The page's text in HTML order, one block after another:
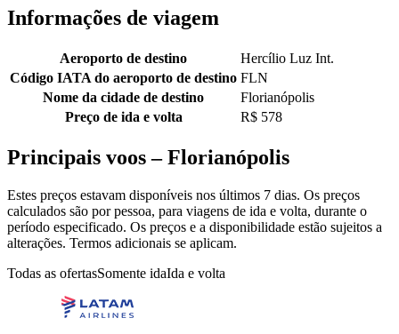
Informações de viagem
Aeroporto de destino
Hercílio Luz Int.
Código IATA do aeroporto de destino FLN
Nome da cidade de destino
Florianópolis
Preço de ida e volta
R$ 578
Principais voos – Florianópolis
Estes preços estavam disponíveis nos últimos 7 dias. Os preços
calculados são por pessoa, para viagens de ida e volta, durante o
período especificado. Os preços e a disponibilidade estão sujeitos a
alterações. Termos adicionais se aplicam.
Todas as ofertasSomente idaIda e volta